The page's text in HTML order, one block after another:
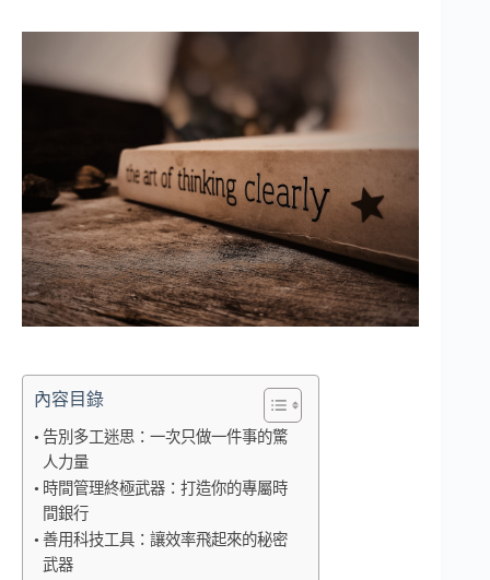
內容目錄
告別多工迷思：一次只做一件事的驚
人力量
時間管理終極武器：打造你的專屬時
間銀行
善用科技工具：讓效率飛起來的秘密
武器